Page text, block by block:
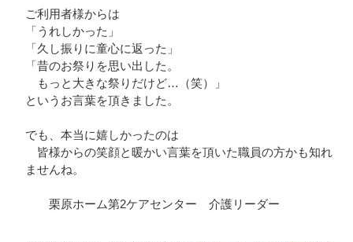
ご利用者様からは
「うれしかった」
「久し振りに童心に返った」
「昔のお祭りを思い出した。
もっと大きな祭りだけど…（笑）」
というお言葉を頂きました。
でも、本当に嬉しかったのは
皆様からの笑顔と暖かい言葉を頂いた職員の方かも知れ
ませんね。
栗原ホーム第2ケアセンター 介護リーダー